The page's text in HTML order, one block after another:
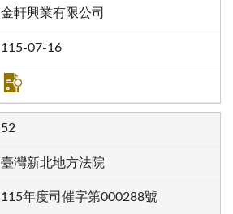
金軒興業有限公司
115-07-16
52
臺灣新北地方法院
115年度司催字第000288號